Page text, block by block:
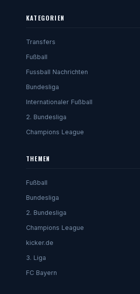
KATEGORIEN
Transfers
Fußball
Fussball Nachrichten
Bundesliga
Internationaler Fußball
2. Bundesliga
Champions League
THEMEN
Fußball
Bundesliga
2. Bundesliga
Champions League
kicker.de
3. Liga
FC Bayern